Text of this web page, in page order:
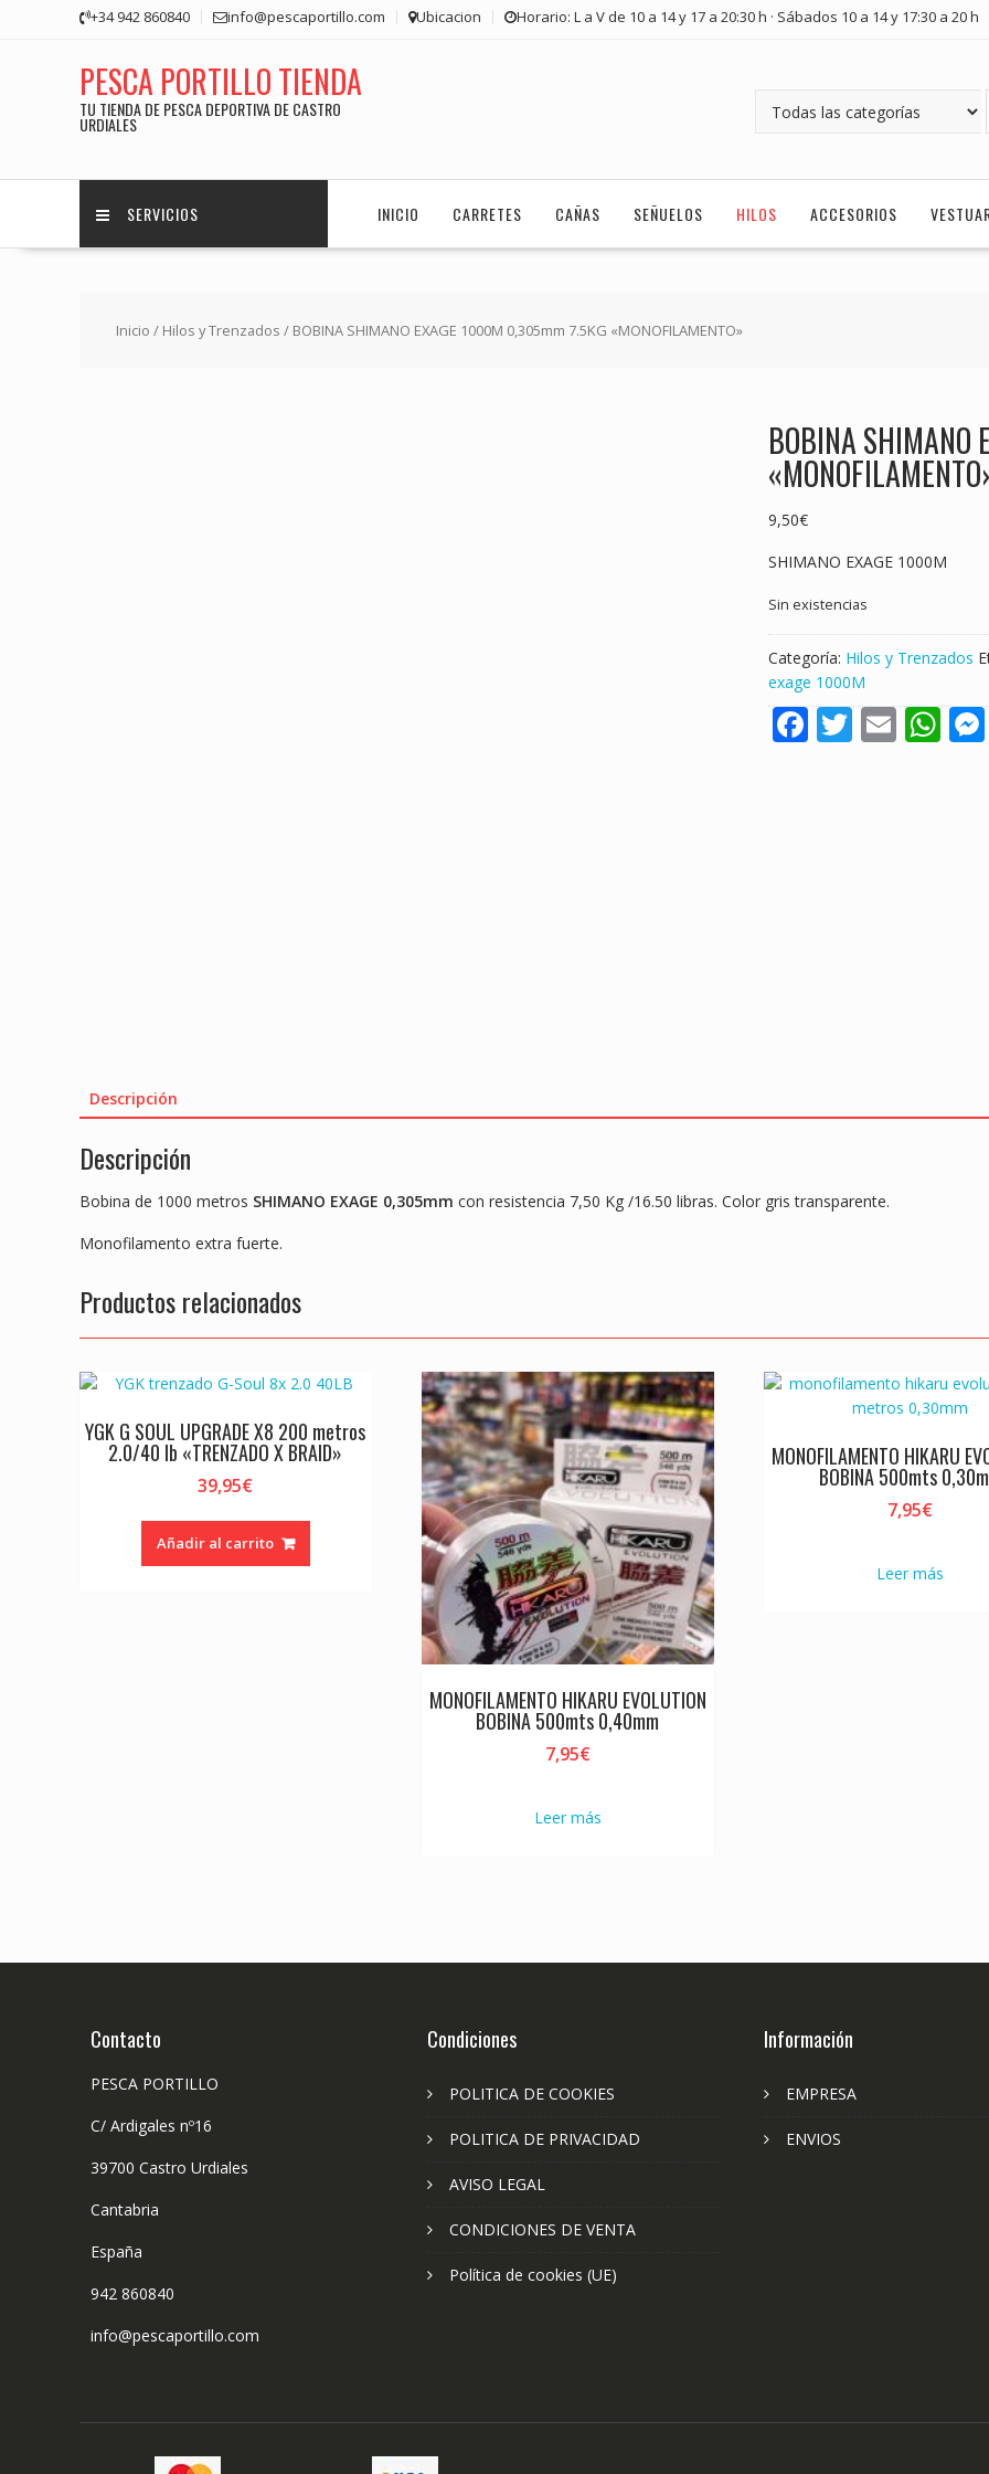
+34 942 860840 info@pescaportillo.com Ubicacion Horario: L a V de 10 a 14 y 17 a 20:30 h · Sábados 10 a 14 y 17:30 a 20 h
PESCA PORTILLO TIENDA
TU TIENDA DE PESCA DEPORTIVA DE CASTRO
URDIALES
SERVICIOS INICIO CARRETES CAÑAS SEÑUELOS HILOS ACCESORIOS
Inicio / Hilos y Trenzados / BOBINA SHIMANO EXAGE 1000M 0,305mm 7.5KG «MONOFILAMENTO»
BOBINA
9,50€
SHIMANO EXAGE 1000M
Sin existencias
Categoría: Hilos y Trenzados
exage 1000M
F T E W
Descripción
Descripción
Bobina de 1000 metros SHIMANO EXAGE 0,305mm con resistencia 7,50 Kg /16.50 libras. Color gris transparente.
Monofilamento extra fuerte.
Productos relacionados
YGK G SOUL UPGRADE X8 200 metros
2.0/40 lb «TRENZADO X BRAID»
39,95€
Añadir al carrito
MONOFILAMENTO HIKARU EVOLUTION
BOBINA 500mts 0,40mm
7,95€
Leer más
MONOFILAMENTO HIKARU
BOBINA 500mts
7,95€
Leer más
Contacto
PESCA PORTILLO
C/ Ardigales nº16
39700 Castro Urdiales
Cantabria
España
942 860840
info@pescaportillo.com
Condiciones
POLITICA DE COOKIES
POLITICA DE PRIVACIDAD
AVISO LEGAL
CONDICIONES DE VENTA
Política de cookies (UE)
Información
EMPRESA
ENVIOS